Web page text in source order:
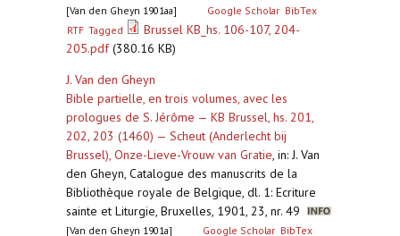
[Van den Gheyn 1901aa] Google Scholar BibTex
RTF Tagged
Brussel KB_hs. 106-107, 204-
205.pdf(380.16 KB)
J. Van den Gheyn
Bible partielle, en trois volumes, avec les
prologues de S. Jérôme — KB Brussel, hs. 201,
202, 203 (1460) — Scheut (Anderlecht bij
Brussel), Onze-Lieve-Vrouw van Gratie, in: J. Van
den Gheyn, Catalogue des manuscrits de la
Bibliothèque royale de Belgique, dl. 1: Ecriture
sainte et Liturgie, Bruxelles, 1901, 23, nr. 49
[Van den Gheyn 1901a] Google Scholar BibTex